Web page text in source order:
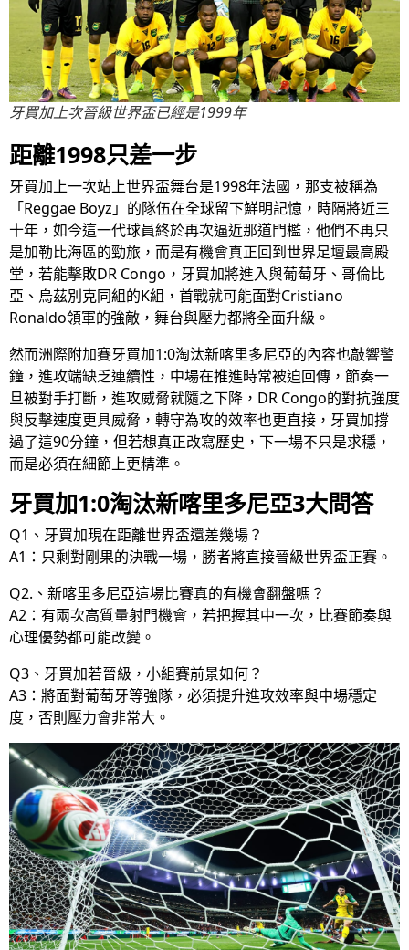
牙買加上次晉級世界盃已經是1999年
距離1998只差一步
牙買加上一次站上世界盃舞台是1998年法國，那支被稱為
「Reggae Boyz」的隊伍在全球留下鮮明記憶，時隔將近三
十年，如今這一代球員終於再次逼近那道門檻，他們不再只
是加勒比海區的勁旅，而是有機會真正回到世界足壇最高殿
堂，若能擊敗DR Congo，牙買加將進入與葡萄牙、哥倫比
亞、烏茲別克同組的K組，首戰就可能面對Cristiano
Ronaldo領軍的強敵，舞台與壓力都將全面升級。
然而洲際附加賽牙買加1:0淘汰新喀里多尼亞的內容也敲響警
鐘，進攻端缺乏連續性，中場在推進時常被迫回傳，節奏一
旦被對手打斷，進攻威脅就隨之下降，DR Congo的對抗強度
與反擊速度更具威脅，轉守為攻的效率也更直接，牙買加撐
過了這90分鐘，但若想真正改寫歷史，下一場不只是求穩，
而是必須在細節上更精準。
牙買加1:0淘汰新喀里多尼亞3大問答
Q1、牙買加現在距離世界盃還差幾場？
A1：只剩對剛果的決戰一場，勝者將直接晉級世界盃正賽。
Q2.、新喀里多尼亞這場比賽真的有機會翻盤嗎？
A2：有兩次高質量射門機會，若把握其中一次，比賽節奏與
心理優勢都可能改變。
Q3、牙買加若晉級，小組賽前景如何？
A3：將面對葡萄牙等強隊，必須提升進攻效率與中場穩定
度，否則壓力會非常大。